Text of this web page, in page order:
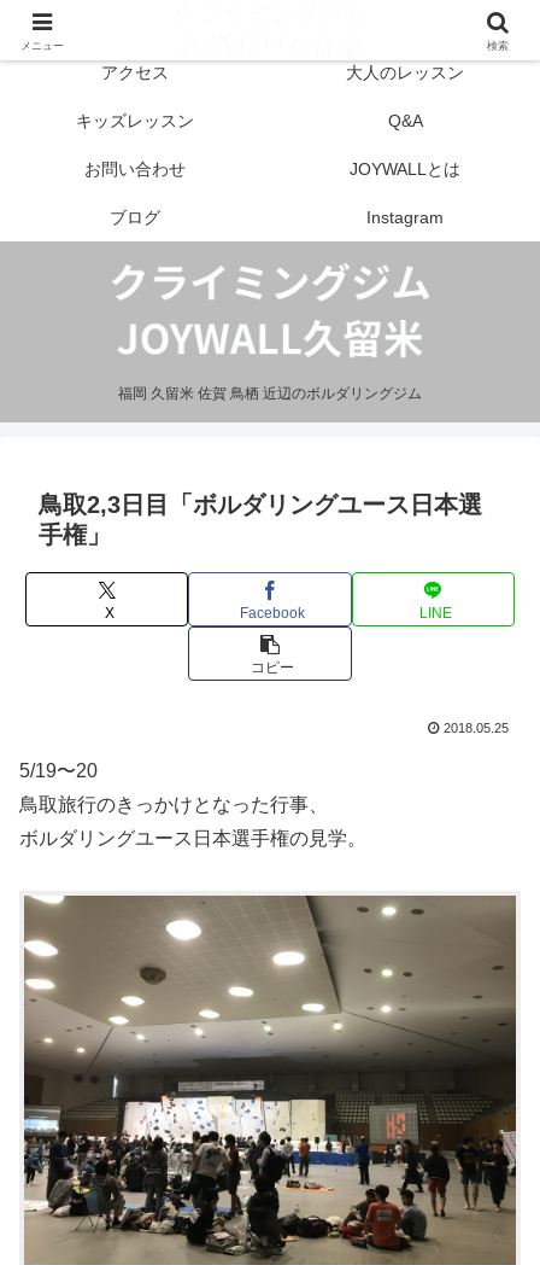
福岡 久留米 佐賀 鳥栖 近辺のボルダリングジム
アクセス 大人のレッスン
キッズレッスン Q&A
お問い合わせ JOYWALLとは
ブログ Instagram
鳥取2,3日目「ボルダリングユース日本選
手権」
X Facebook LINE
コピー
2018.05.25
5/19〜20
鳥取旅行のきっかけとなった行事、
ボルダリングユース日本選手権の見学。
メニュー 検索